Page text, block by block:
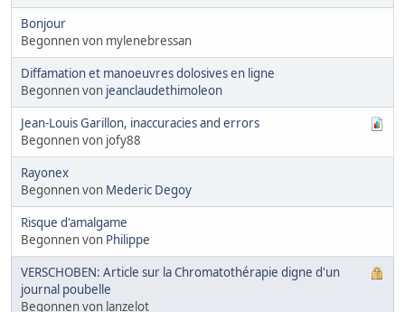
Bonjour
Begonnen von mylenebressan
Diffamation et manoeuvres dolosives en ligne
Begonnen von jeanclaudethimoleon
Jean-Louis Garillon, inaccuracies and errors
Begonnen von jofy88
Rayonex
Begonnen von Mederic Degoy
Risque d'amalgame
Begonnen von Philippe
VERSCHOBEN: Article sur la Chromatothérapie digne d'un
journal poubelle
Begonnen von lanzelot